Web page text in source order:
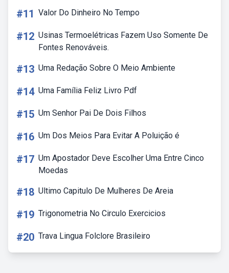
#11 Valor Do Dinheiro No Tempo
#12 Usinas Termoelétricas Fazem Uso Somente De
Fontes Renováveis.
#13 Uma Redação Sobre O Meio Ambiente
#14 Uma Família Feliz Livro Pdf
#15 Um Senhor Pai De Dois Filhos
#16 Um Dos Meios Para Evitar A Poluição é
#17 Um Apostador Deve Escolher Uma Entre Cinco
Moedas
#18 Ultimo Capitulo De Mulheres De Areia
#19 Trigonometria No Circulo Exercicios
#20 Trava Lingua Folclore Brasileiro